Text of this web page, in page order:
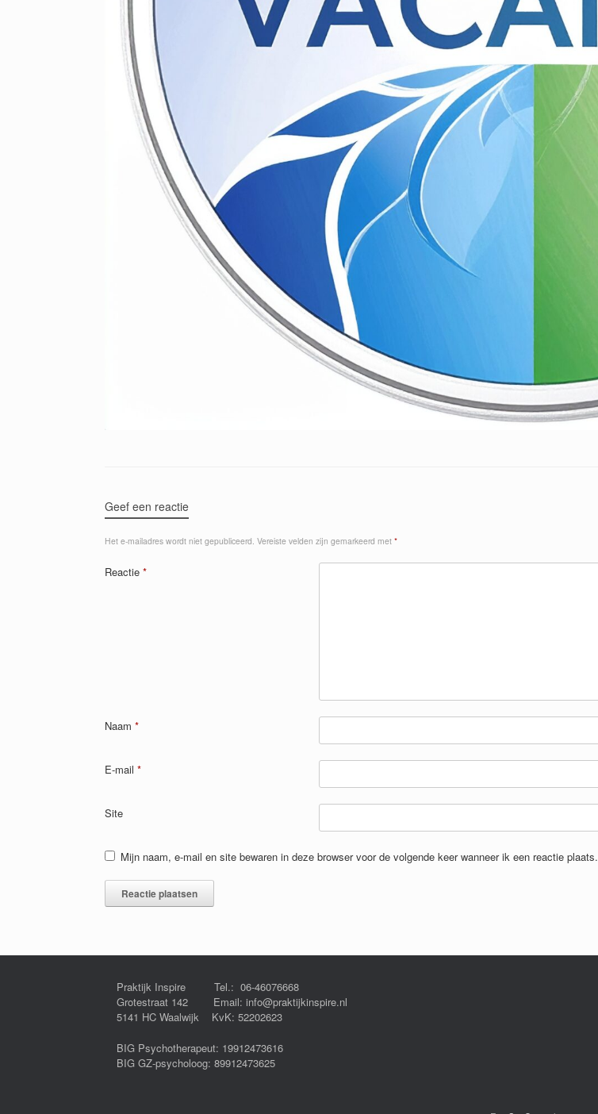
Geef een reactie
Het e-mailadres wordt niet gepubliceerd. Vereiste velden zijn gemarkeerd met *
Reactie *
Naam *
E-mail *
Site
Mijn naam, e-mail en site bewaren in deze browser voor de volgende keer wanneer ik een reactie plaats.
Praktijk Inspire Tel.: 06-46076668
Grotestraat 142 Email: info@praktijkinspire.nl
5141 HC Waalwijk KvK: 52202623
BIG Psychotherapeut: 19912473616
BIG GZ-psycholoog: 89912473625